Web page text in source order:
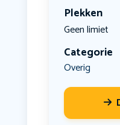
Plekken
Geen limiet
Categorie
Overig